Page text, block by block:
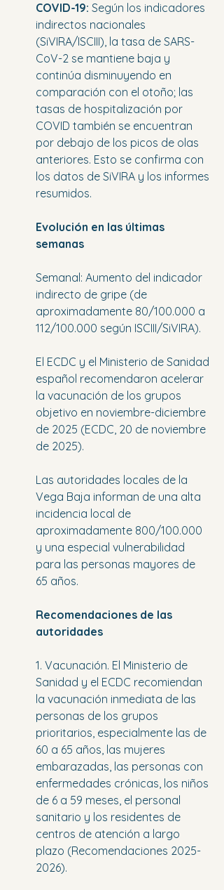
COVID-19: Según los indicadores
indirectos nacionales
(SiVIRA/ISCIII), la tasa de SARS-
CoV-2 se mantiene baja y
continúa disminuyendo en
comparación con el otoño; las
tasas de hospitalización por
COVID también se encuentran
por debajo de los picos de olas
anteriores. Esto se confirma con
los datos de SiVIRA y los informes
resumidos.
Evolución en las últimas
semanas
Semanal: Aumento del indicador
indirecto de gripe (de
aproximadamente 80/100.000 a
112/100.000 según ISCIII/SiVIRA).
El ECDC y el Ministerio de Sanidad
español recomendaron acelerar
la vacunación de los grupos
objetivo en noviembre-diciembre
de 2025 (ECDC, 20 de noviembre
de 2025).
Las autoridades locales de la
Vega Baja informan de una alta
incidencia local de
aproximadamente 800/100.000
y una especial vulnerabilidad
para las personas mayores de
65 años.
Recomendaciones de las
autoridades
1. Vacunación. El Ministerio de
Sanidad y el ECDC recomiendan
la vacunación inmediata de las
personas de los grupos
prioritarios, especialmente las de
60 a 65 años, las mujeres
embarazadas, las personas con
enfermedades crónicas, los niños
de 6 a 59 meses, el personal
sanitario y los residentes de
centros de atención a largo
plazo (Recomendaciones 2025-
2026).